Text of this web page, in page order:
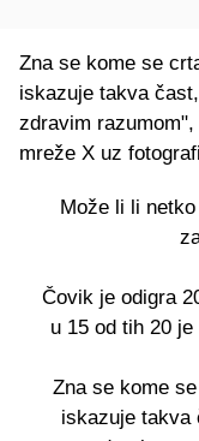
Zna se kome se
iskazuje takva
zdravim
mreže X uz
Može li li
Čovik je odigra
u 15 od tih 20
Zna se kome
iskazuje takva